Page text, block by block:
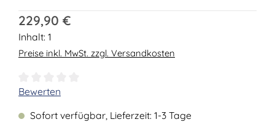
Regulärer Preis:
229,90 €
Inhalt: 1
Preise inkl. MwSt. zzgl. Versandkosten
Durchschnittliche Bewertung von 0 von 5 Sternen
Bewerten
Sofort verfügbar, Lieferzeit: 1-3 Tage